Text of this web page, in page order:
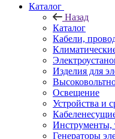
Каталог
Назад
Каталог
Кабели,
Изделия для
Освещение
Устройства и
Инструменты,
Генераторы